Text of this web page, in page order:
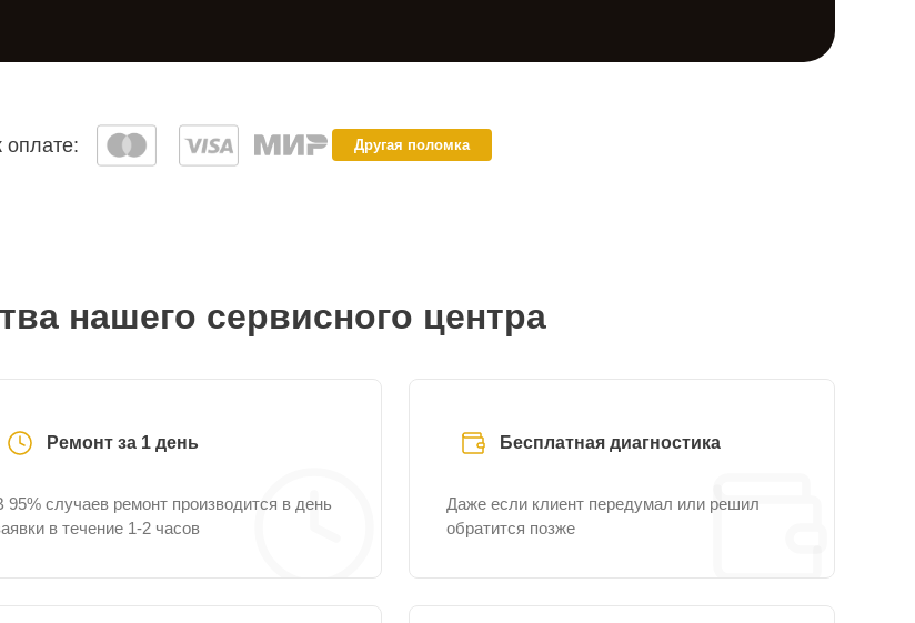
Другая поломка
нашего сервисного центра
Ремонт за 1 день
95% случаев ремонт производится в день
в течение 1-2 часов
Бесплатная диагностика
Даже если клиент передумал или решил
обратится позже